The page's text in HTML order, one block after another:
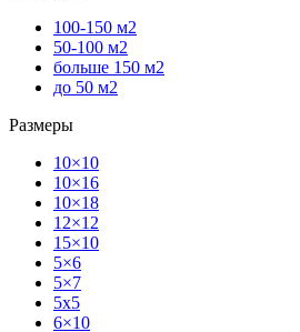
100-150 м2
50-100 м2
больше 150 м2
до 50 м2
Размеры
10×10
10×16
10×18
12×12
15×10
5×6
5×7
5x5
6×10